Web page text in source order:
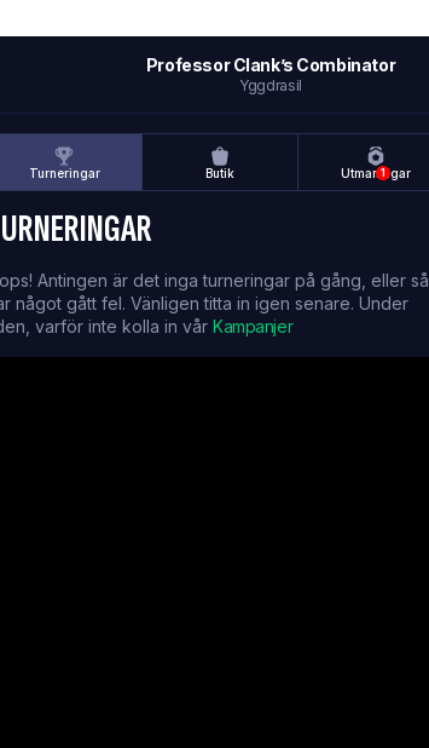
Professor Clank’s Combinator
Yggdrasil
Turneringar Butik 1
Utmaningar
Antingen är det inga turneringar på gång, eller så
något gått fel. Vänligen titta in igen senare. Under
varför inte kolla in vår Kampanjer